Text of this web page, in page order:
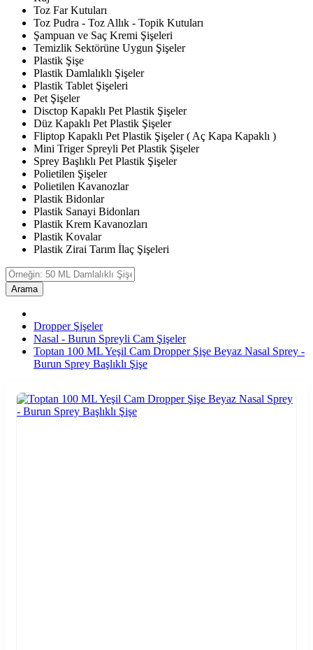
Toz Far Kutuları
Toz Pudra - Toz Allık - Topik Kutuları
Şampuan ve Saç Kremi Şişeleri
Temizlik Sektörüne Uygun Şişeler
Plastik Şişe
Plastik Damlalıklı Şişeler
Plastik Tablet Şişeleri
Pet Şişeler
Disctop Kapaklı Pet Plastik Şişeler
Düz Kapaklı Pet Plastik Şişeler
Fliptop Kapaklı Pet Plastik Şişeler ( Aç Kapa Kapaklı )
Mini Triger Spreyli Pet Plastik Şişeler
Sprey Başlıklı Pet Plastik Şişeler
Polietilen Şişeler
Polietilen Kavanozlar
Plastik Bidonlar
Plastik Sanayi Bidonları
Plastik Krem Kavanozları
Plastik Kovalar
Plastik Zirai Tarım İlaç Şişeleri
Arama
Dropper Şişeler
Nasal - Burun Spreyli Cam Şişeler
Toptan 100 ML Yeşil Cam Dropper Şişe Beyaz Nasal Sprey -
Burun Sprey Başlıklı Şişe